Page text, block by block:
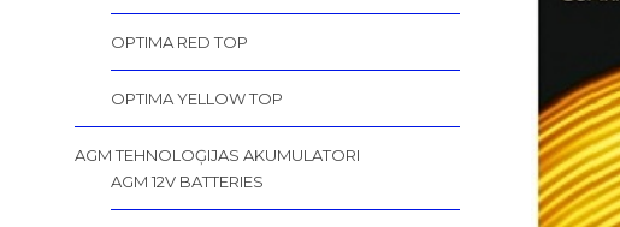
OPTIMA RED TOP
OPTIMA YELLOW TOP
AGM TEHNOLOĢIJAS AKUMULATORI
AGM 12V BATTERIES